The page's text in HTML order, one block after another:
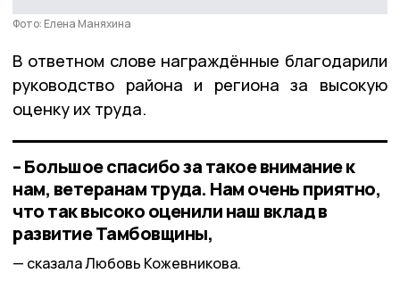
Фото: Елена Маняхина
В ответном слове награждённые благодарили
руководство района и региона за высокую
оценку их труда.
– Большое спасибо за такое внимание к
нам, ветеранам труда. Нам очень приятно,
что так высоко оценили наш вклад в
развитие Тамбовщины,
сказала Любовь Кожевникова.